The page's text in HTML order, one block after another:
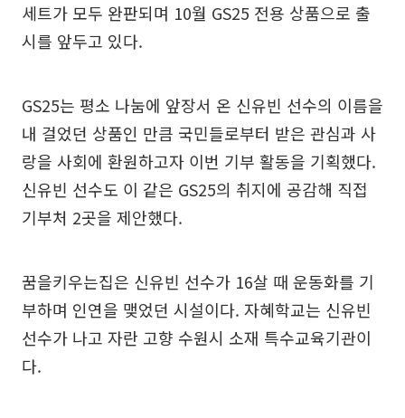
세트가 모두 완판되며 10월 GS25 전용 상품으로 출
시를 앞두고 있다.
GS25는 평소 나눔에 앞장서 온 신유빈 선수의 이름을
내 걸었던 상품인 만큼 국민들로부터 받은 관심과 사
랑을 사회에 환원하고자 이번 기부 활동을 기획했다.
신유빈 선수도 이 같은 GS25의 취지에 공감해 직접
기부처 2곳을 제안했다.
꿈을키우는집은 신유빈 선수가 16살 때 운동화를 기
부하며 인연을 맺었던 시설이다. 자혜학교는 신유빈
선수가 나고 자란 고향 수원시 소재 특수교육기관이
다.